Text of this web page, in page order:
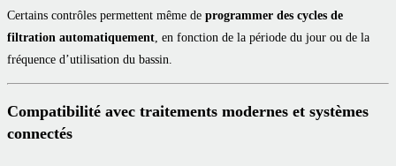
Certains contrôles permettent même de programmer des cycles de
filtration automatiquement, en fonction de la période du jour ou de la
fréquence d’utilisation du bassin.
Compatibilité avec traitements modernes et systèmes
connectés